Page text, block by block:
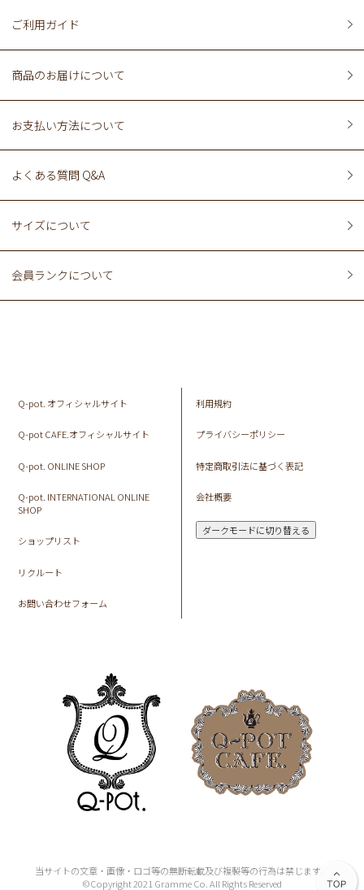
ご利用ガイド
商品のお届けについて
お支払い方法について
よくある質問 Q&A
サイズについて
会員ランクについて
Q-pot. オフィシャルサイト
Q-pot CAFE.オフィシャルサイト
Q-pot. ONLINE SHOP
Q-pot. INTERNATIONAL ONLINE
SHOP
ショップリスト
リクルート
お問い合わせフォーム
利用規約
プライバシーポリシー
特定商取引法に基づく表記
会社概要
ダークモードに切り替える
当サイトの文章・画像・ロゴ等の無断転載及び複製等の行為は禁じます。
©Copyright 2021 Gramme Co. All Rights Reserved